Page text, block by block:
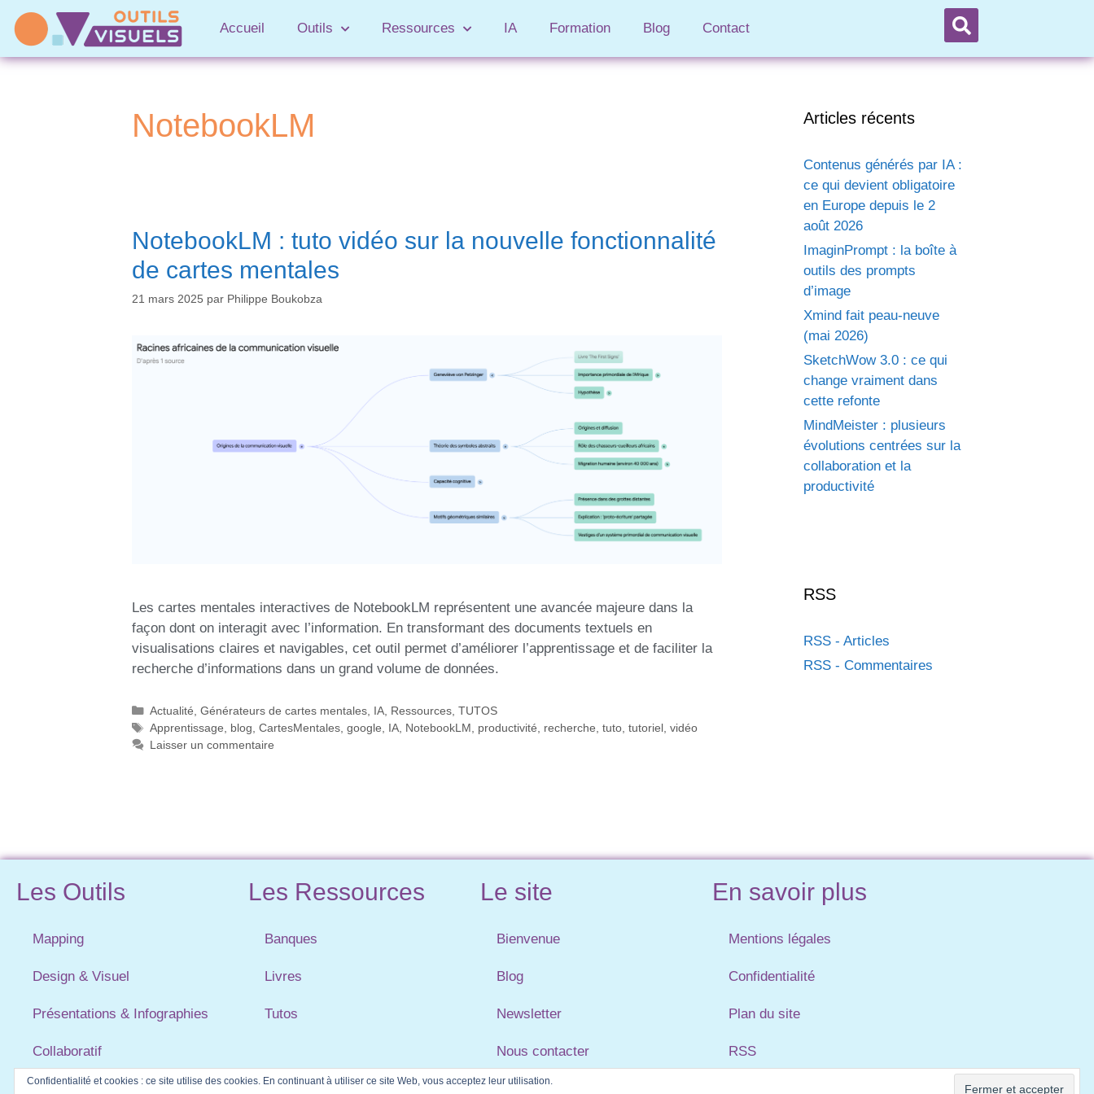
Accueil Outils Ressources IA Formation Blog Contact
NotebookLM
NotebookLM : tuto vidéo sur la nouvelle fonctionnalité
de cartes mentales
21 mars 2025 par Philippe Boukobza
Les cartes mentales interactives de NotebookLM représentent une avancée majeure dans la
façon dont on interagit avec l’information. En transformant des documents textuels en
visualisations claires et navigables, cet outil permet d’améliorer l’apprentissage et de faciliter la
recherche d’informations dans un grand volume de données.
Actualité Générateurs de cartes mentales, IA, Ressources, TUTOS
Apprentissage
blog CartesMentales, google IA, NotebookLM productivité recherche tuto, tutoriel, vidéo
Laisser un commentaire
Articles récents
Contenus générés par IA :
ce qui devient obligatoire
en Europe depuis le 2
août 2026
ImaginPrompt : la boîte à
outils des prompts
d’image
Xmind fait peau-neuve
(mai 2026)
SketchWow 3.0 : ce qui
change vraiment dans
cette refonte
MindMeister : plusieurs
évolutions centrées sur la
collaboration et la
productivité
RSS
RSS - Articles
RSS - Commentaires
Les Outils
Mapping
Design & Visuel
Présentations & Infographies
Collaboratif
Utilitaires
Les Ressources
Banques
Livres
Tutos
Le site
Bienvenue
Blog
Newsletter
Nous contacter
En savoir plus
Mentions légales
Confidentialité
Plan du site
RSS
Confidentialité et cookies : ce site utilise des cookies. En continuant à utiliser ce site Web, vous acceptez leur utilisation.